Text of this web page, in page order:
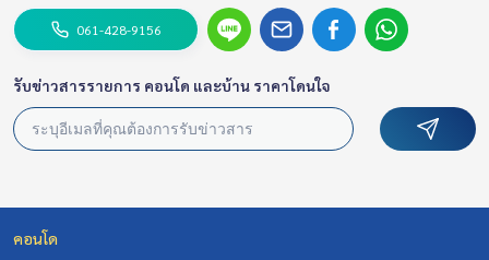
061-428-9156
รับข่าวสารรายการ คอนโด และบ้าน ราคาโดนใจ
คอนโด